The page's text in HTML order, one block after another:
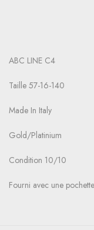
ABC LINE C4
Taille 57-16-140
Made In Italy
Gold/Platinium
Condition 10/10
Fourni avec une